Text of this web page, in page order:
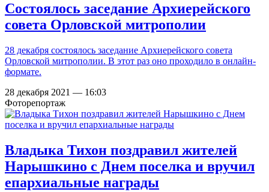
Состоялось заседание Архиерейского
совета Орловской митрополии
28 декабря состоялось заседание Архиерейского совета
Орловской митрополии. В этот раз оно проходило в онлайн-
формате.
28 декабря 2021 — 16:03
Фоторепортаж
Владыка Тихон поздравил жителей
Нарышкино с Днем поселка и вручил
епархиальные награды